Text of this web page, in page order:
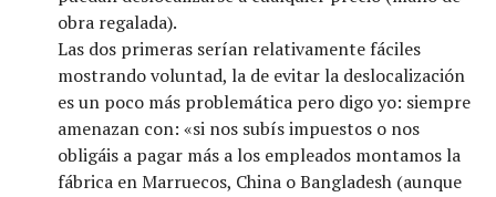
obra regalada).
Las dos primeras serían relativamente fáciles
mostrando voluntad, la de evitar la deslocalización
es un poco más problemática pero digo yo: siempre
amenazan con: «si nos subís impuestos o nos
obligáis a pagar más a los empleados montamos la
fábrica en Marruecos, China o Bangladesh (aunque